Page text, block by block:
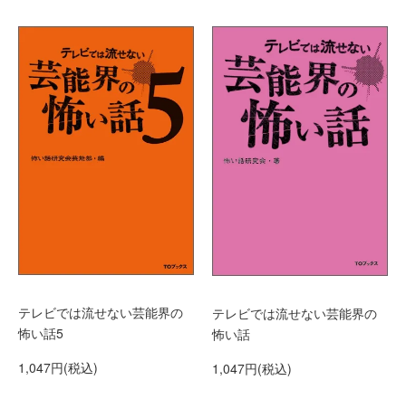
テレビでは流せない芸能界の
怖い話5
1,047円(税込)
テレビでは流せない芸能界の
怖い話
1,047円(税込)